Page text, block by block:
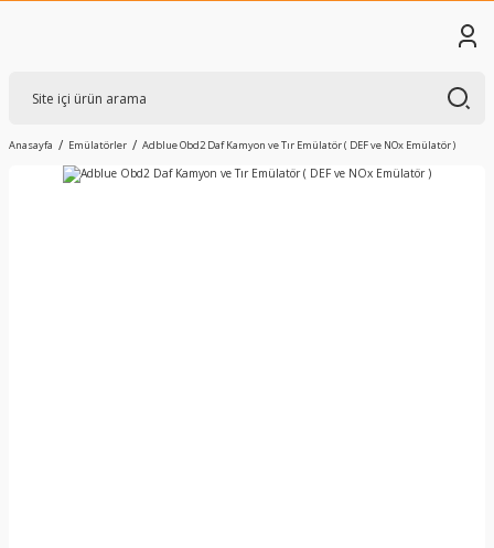
Anasayfa Emülatörler Adblue Obd2 Daf Kamyon ve Tır Emülatör ( DEF ve NOx Emülatör )